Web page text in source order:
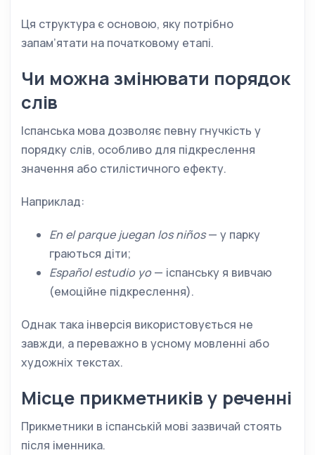
Ця структура є основою, яку потрібно
запам’ятати на початковому етапі.
Чи можна змінювати порядок
слів
Іспанська мова дозволяє певну гнучкість у
порядку слів, особливо для підкреслення
значення або стилістичного ефекту.
Наприклад:
En el parque juegan los niños— у парку
граються діти;
Español estudio yo— іспанську я вивчаю
(емоційне підкреслення).
Однак така інверсія використовується не
завжди, а переважно в усному мовленні або
художніх текстах.
Місце прикметників у реченні
Прикметники в іспанській мові зазвичай стоять
після іменника.